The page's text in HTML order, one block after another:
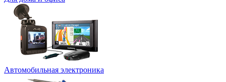
Автомобильная электроника